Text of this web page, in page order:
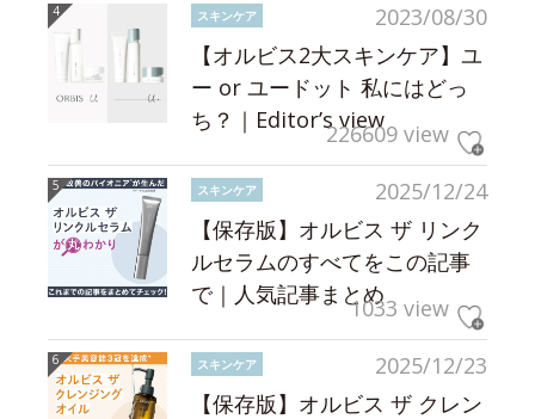
2023/08/30
スキンケア
【オルビス2大スキンケア】ユ
ー or ユードット 私にはどっ
ち？｜Editor’s view226609 view
2025/12/24
スキンケア
【保存版】オルビス ザ リンク
ルセラムのすべてをこの記事
で｜人気記事まとめ1033 view
2025/12/23
スキンケア
【保存版】オルビス ザ クレン